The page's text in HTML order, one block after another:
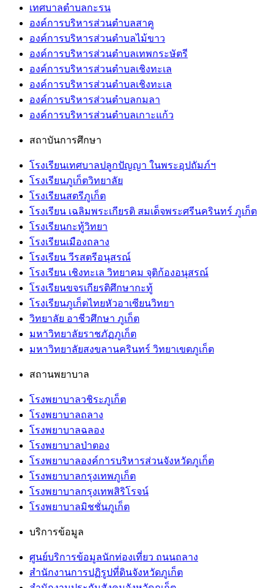
เทศบาลตำบลกะรน
องค์การบริหารส่วนตำบลสาคู
องค์การบริหารส่วนตำบลไม้ขาว
องค์การบริหารส่วนตำบลเทพกระษัตรี
องค์การบริหารส่วนตำบลเชิงทะเล
องค์การบริหารส่วนตำบลเชิงทะเล
องค์การบริหารส่วนตำบลกมลา
องค์การบริหารส่วนตำบลเกาะแก้ว
สถาบันการศึกษา
โรงเรียนเทศบาลปลูกปัญญา ในพระอุปถัมภ์ฯ
โรงเรียนภูเก็ตวิทยาลัย
โรงเรียนสตรีภูเก็ต
โรงเรียน เฉลิมพระเกียรติ สมเด็จพระศรีนครินทร์ ภูเก็ต
โรงเรียนกะทู้วิทยา
โรงเรียนเมืองถลาง
โรงเรียน วีรสตรีอนุสรณ์
โรงเรียน เชิงทะเล วิทยาคม จุติก้องอนุสรณ์
โรงเรียนขจรเกียรติศึกษากะทู้
โรงเรียนภูเก็ตไทยหัวอาเซียนวิทยา
วิทยาลัย อาชีวศึกษา ภูเก็ต
มหาวิทยาลัยราชภัฏภูเก็ต
มหาวิทยาลัยสงขลานครินทร์ วิทยาเขตภูเก็ต
สถานพยาบาล
โรงพยาบาลวชิระภูเก็ต
โรงพยาบาลถลาง
โรงพยาบาลฉลอง
โรงพยาบาลป่าตอง
โรงพยาบาลองค์การบริหารส่วนจังหวัดภูเก็ต
โรงพยาบาลกรุงเทพภูเก็ต
โรงพยาบาลกรุงเทพสิริโรจน์
โรงพยาบาลมิชชั่นภูเก็ต
บริการข้อมูล
ศูนย์บริการข้อมูลนักท่องเที่ยว ถนนถลาง
สำนักงานการปฏิรูปที่ดินจังหวัดภูเก็ต